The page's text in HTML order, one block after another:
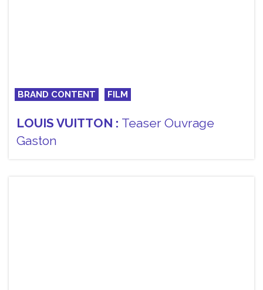
BRAND CONTENT FILM
LOUIS VUITTON : Teaser Ouvrage
Gaston